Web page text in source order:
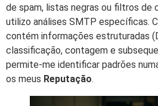
de spam, listas negras ou filtros de
utilizo análises SMTP específicas.
contém informações estruturadas
classificação, contagem e
permite-me identificar padrões
os meus Reputação.